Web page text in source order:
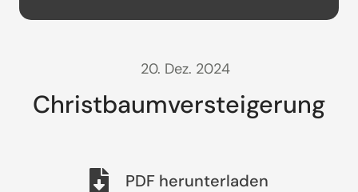
20. Dez. 2024
Christbaumversteigerung
PDF herunterladen